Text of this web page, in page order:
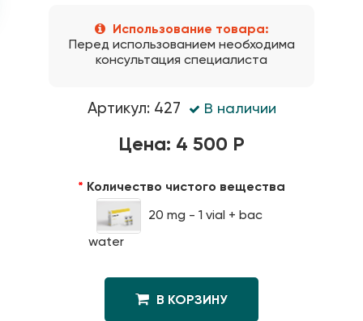
Использование товара:
Перед использованием необходима
консультация специалиста
Артикул: 427 В наличии
Цена: 4 500 Р
Количество чистого вещества
20 mg - 1 vial + bac
water
В КОРЗИНУ